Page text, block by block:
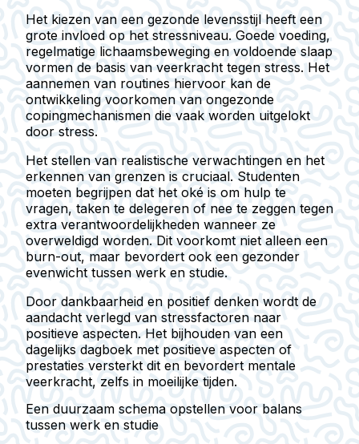
Het kiezen van een gezonde levensstijl heeft een
grote invloed op het stressniveau. Goede voeding,
regelmatige lichaamsbeweging en voldoende slaap
vormen de basis van veerkracht tegen stress. Het
aannemen van routines hiervoor kan de
ontwikkeling voorkomen van ongezonde
copingmechanismen die vaak worden uitgelokt
door stress.
Het stellen van realistische verwachtingen en het
erkennen van grenzen is cruciaal. Studenten
moeten begrijpen dat het oké is om hulp te
vragen, taken te delegeren of nee te zeggen tegen
extra verantwoordelijkheden wanneer ze
overweldigd worden. Dit voorkomt niet alleen een
burn-out, maar bevordert ook een gezonder
evenwicht tussen werk en studie.
Door dankbaarheid en positief denken wordt de
aandacht verlegd van stressfactoren naar
positieve aspecten. Het bijhouden van een
dagelijks dagboek met positieve aspecten of
prestaties versterkt dit en bevordert mentale
veerkracht, zelfs in moeilijke tijden.
Een duurzaam schema opstellen voor balans
tussen werk en studie